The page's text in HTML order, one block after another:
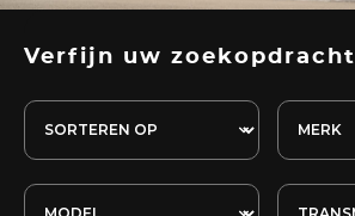
Verfijn uw zoekopdracht